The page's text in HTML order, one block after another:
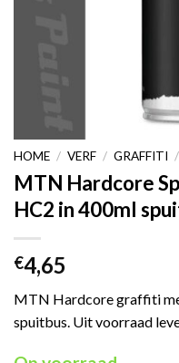
HOME / VERF / GRAFFITI /
MTN Hardcore
HC2 in 400ml
€4,65
MTN Hardcore graffiti
spuitbus. Uit voorraad